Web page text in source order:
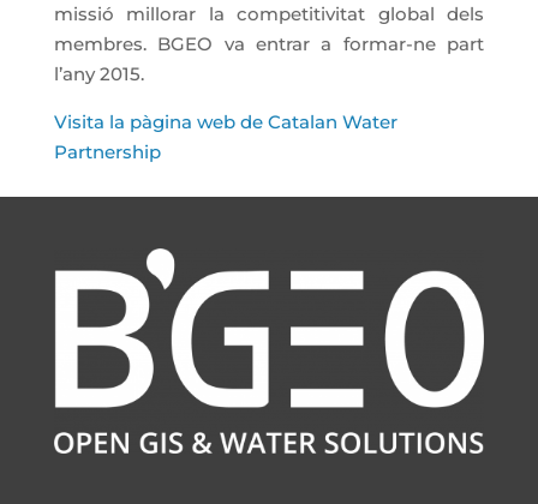
missió millorar la competitivitat global dels
membres. BGEO va entrar a formar-ne part
l’any 2015.
Visita la pàgina web de Catalan Water
Partnership